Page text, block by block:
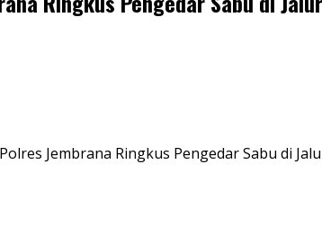
Jembrana Ringkus Pengedar Sabu di